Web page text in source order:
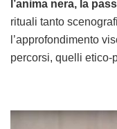
l’anima nera, la
rituali tanto
l’approfondimento
percorsi, quelli etico-